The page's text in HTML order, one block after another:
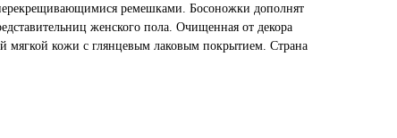
ремешками. Босоножки дополнят
женского пола. Очищенная от декора
мягкой кожи с глянцевым лаковым покрытием. Страна